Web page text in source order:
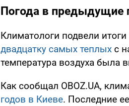
Погода в предыдущие
Климатологи подвели
двадцатку самых теплых с
температура воздуха
Как сообщал OBOZ.UA,
годов в Киеве. Последние